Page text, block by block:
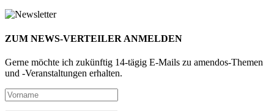
ZUM NEWS-VERTEILER ANMELDEN
Gerne möchte ich zukünftig 14-tägig E-Mails zu amendos-Themen
und -Veranstaltungen erhalten.